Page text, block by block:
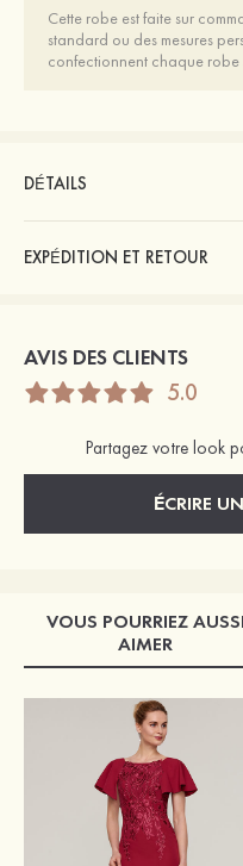
Cette robe est faite sur
standard ou des mesures
confectionnent chaque robe
DÉTAILS
EXPÉDITION ET RETOUR
AVIS DES CLIENTS
5.0
Partagez votre look
ÉCRIRE
VOUS POURRIEZ AUSSI
AIMER